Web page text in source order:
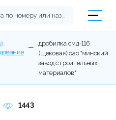
дробилка смд-116
(щековая) оао "минский
завод строительных
материалов"
1443